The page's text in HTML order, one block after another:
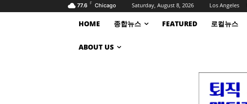
77.6 F Chicago Saturday, August 8, 2026 Los Angeles
HOME 종합뉴스 FEATURED 로컬뉴스
ABOUT US